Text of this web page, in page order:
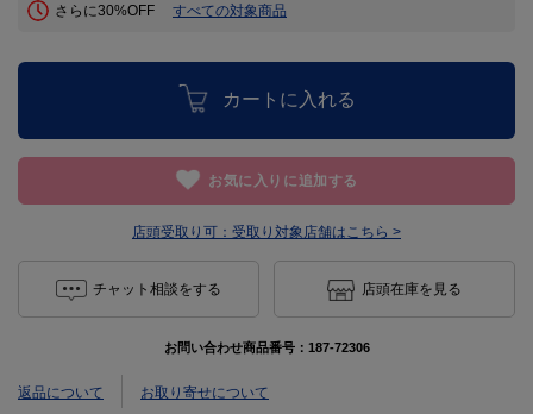
さらに30%OFF すべての対象商品
カートに入れる
お気に入りに追加する
店頭受取り可： 受取り対象店舗はこちら >
チャット相談をする 店頭在庫を見る
お問い合わせ商品番号： 187-72306
返品について お取り寄せについて